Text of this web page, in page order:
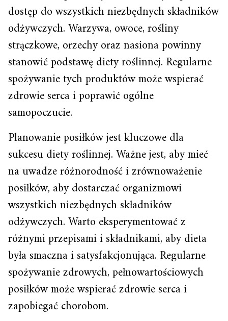
dostęp do wszystkich niezbędnych składników
odżywczych. Warzywa, owoce, rośliny
strączkowe, orzechy oraz nasiona powinny
stanowić podstawę diety roślinnej. Regularne
spożywanie tych produktów może wspierać
zdrowie serca i poprawić ogólne
samopoczucie.
Planowanie posiłków jest kluczowe dla
sukcesu diety roślinnej. Ważne jest, aby mieć
na uwadze różnorodność i zrównoważenie
posiłków, aby dostarczać organizmowi
wszystkich niezbędnych składników
odżywczych. Warto eksperymentować z
różnymi przepisami i składnikami, aby dieta
była smaczna i satysfakcjonująca. Regularne
spożywanie zdrowych, pełnowartościowych
posiłków może wspierać zdrowie serca i
zapobiegać chorobom.